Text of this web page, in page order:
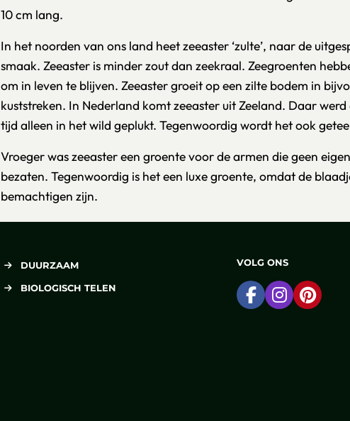
10 cm lang.
In het noorden van ons land heet zeeaster ‘zulte’, naar de
smaak. Zeeaster is minder zout dan zeekraal. Zeegroenten
om in leven te blijven. Zeeaster groeit op een zilte bodem in
kuststreken. In Nederland komt zeeaster uit Zeeland. Daar
tijd alleen in het wild geplukt. Tegenwoordig wordt het ook
Vroeger was zeeaster een groente voor de armen die geen
bezaten. Tegenwoordig is het een luxe groente, omdat de
bemachtigen zijn.
DUURZAAM
BIOLOGISCH TELEN
VOLG ONS
Ga naarGa naar
Ga